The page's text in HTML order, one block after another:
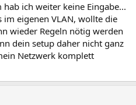
ich weiter keine Eingabe...
eigenen VLAN, wollte die
wieder Regeln nötig werden
dein setup daher nicht ganz
Netzwerk komplett